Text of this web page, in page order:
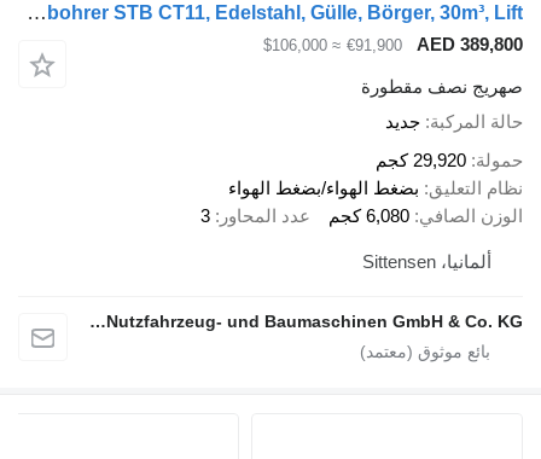
Kässbohrer STB CT11, Edelstahl, Gülle, Börger, 30m³, Lift
AED 389,800
€91,900
≈ $106,000
صهريج نصف مقطورة
حالة المركبة جديد
حمولة 29,920 كجم
نظام التعليق بضغط الهواء/بضغط الهواء
الوزن الصافي 6,080 كجم عدد المحاور 3
ألمانيا، Sittensen
alga Nutzfahrzeug- und Baumaschinen GmbH & Co. KG